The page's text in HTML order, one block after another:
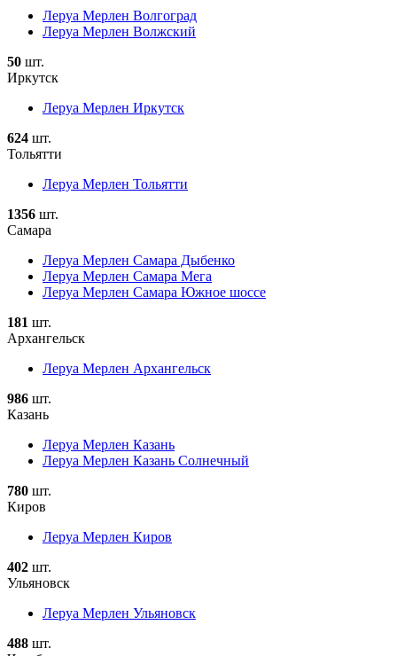
Леруа Мерлен Волгоград
Леруа Мерлен Волжский
50 шт.
Иркутск
Леруа Мерлен Иркутск
624 шт.
Тольятти
Леруа Мерлен Тольятти
1356 шт.
Самара
Леруа Мерлен Самара Дыбенко
Леруа Мерлен Самара Мега
Леруа Мерлен Самара Южное шоссе
181 шт.
Архангельск
Леруа Мерлен Архангельск
986 шт.
Казань
Леруа Мерлен Казань
Леруа Мерлен Казань Солнечный
780 шт.
Киров
Леруа Мерлен Киров
402 шт.
Ульяновск
Леруа Мерлен Ульяновск
488 шт.